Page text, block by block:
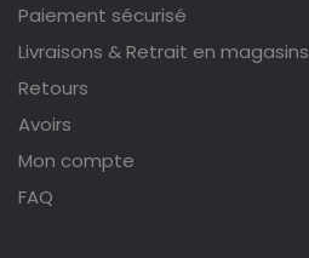
Paiement sécurisé
Livraisons & Retrait en magasins
Retours
Avoirs
Mon compte
FAQ